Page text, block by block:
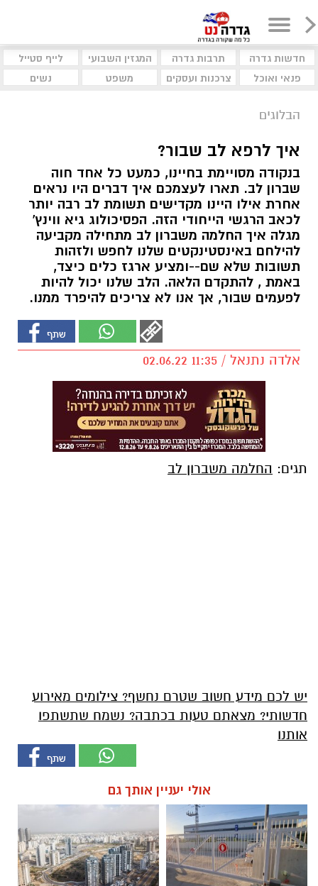
חדשות גדרה תרבות גדרה המגזין השבועי
לייף סטייל
פנאי ואוכל
צרכנות ועסקים משפט נשים
הבלוגים
איך לרפא לב שבור?
בנקודה מסויימת בחיינו, כמעט כל אחד חוה
שברון לב. תארו לעצמכם איך דברים היו נראים
אחרת אילו היינו מקדישים תשומת לב רבה יותר
לכאב הרגשי הייחודי הזה. הפסיכולוג גיא ווינץ'
מגלה איך החלמה משברון לב מתחילה מקביעה
להילחם באינסטינקטים שלנו לחפש ולזהות
תשובות שלא שם--ומציע ארגז כלים כיצד,
באמת , להתקדם הלאה. הלב שלנו יכול להיות
לפעמים שבור, אך אנו לא צריכים להיפרד ממנו.
אלדה נתנאל / 11:35 02.06.22
תגים: החלמה משברון לב
יש לכם מידע חשוב שטרם נחשף? צילומים מאירוע
חדשותי? מצאתם טעות בכתבה? נשמח שתשתפו
אותנו
אולי יעניין אותך גם